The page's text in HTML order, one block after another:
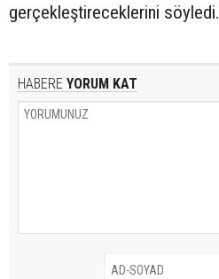
gerçekleştireceklerini söyledi.
HABERE YORUM KAT